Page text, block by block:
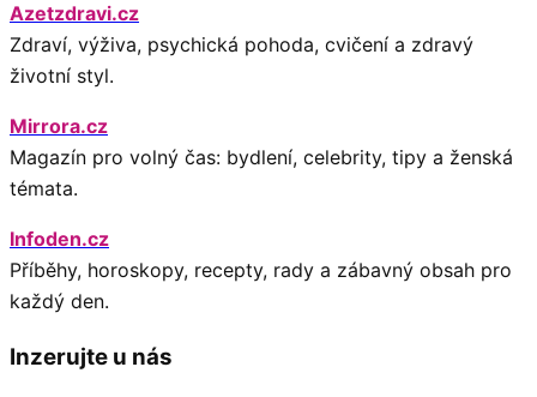
Azetzdravi.cz
Zdraví, výživa, psychická pohoda, cvičení a zdravý
životní styl.
Mirrora.cz
Magazín pro volný čas: bydlení, celebrity, tipy a ženská
témata.
Infoden.cz
Příběhy, horoskopy, recepty, rady a zábavný obsah pro
každý den.
Inzerujte u nás